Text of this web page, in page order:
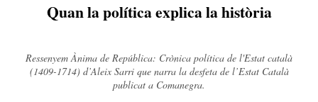
Quan la política explica la història
Ressenyem Ànima de República: Crònica política de l'Estat català
(1409-1714) d’Aleix Sarri que narra la desfeta de l’Estat Català
publicat a Comanegra.